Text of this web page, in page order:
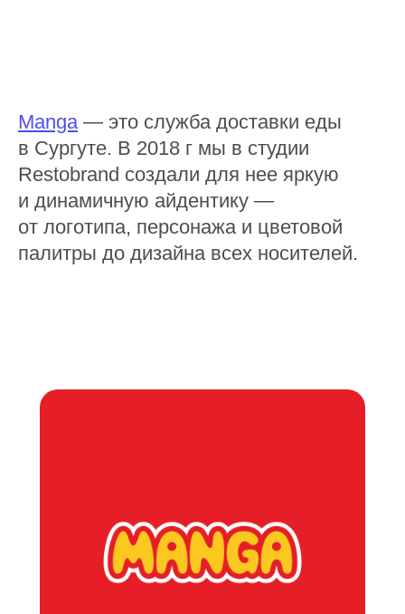
Manga— это служба доставки еды
в Сургуте. В 2018 г мы в студии
Restobrand создали для нее яркую
и динамичную айдентику —
от логотипа, персонажа и цветовой
палитры до дизайна всех носителей.